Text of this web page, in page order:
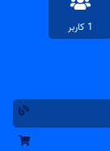
1 کاربر